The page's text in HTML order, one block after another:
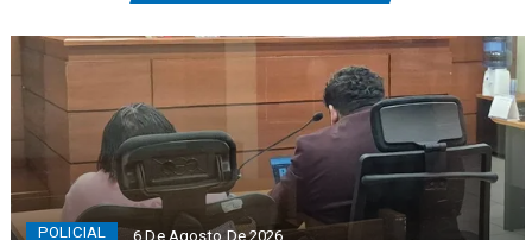
POLICIAL 6 De Agosto De 2026